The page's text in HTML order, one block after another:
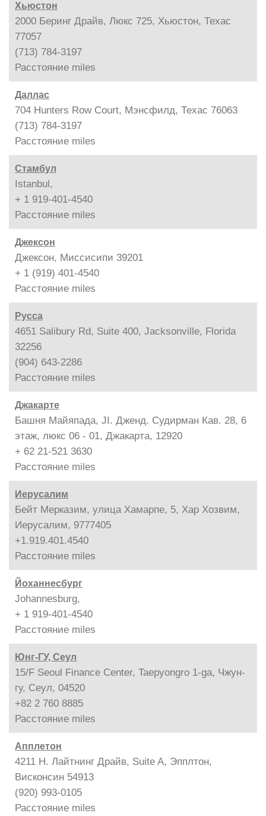
Хьюстон
2000 Беринг Драйв, Люкс 725, Хьюстон, Техас
77057
(713) 784-3197
Расстояние miles
Даллас
704 Hunters Row Court, Мэнсфилд, Техас 76063
(713) 784-3197
Расстояние miles
Стамбул
Istanbul,
+ 1 919-401-4540
Расстояние miles
Джексон
Джексон, Миссисипи 39201
+ 1 (919) 401-4540
Расстояние miles
Русса
4651 Salibury Rd, Suite 400, Jacksonville, Florida
32256
(904) 643-2286
Расстояние miles
Джакарте
Башня Майяпада, JI. Дженд. Судирман Кав. 28, 6
этаж, люкс 06 - 01, Джакарта, 12920
+ 62 21-521 3630
Расстояние miles
Иерусалим
Бейт Мерказим, улица Хамарпе, 5, Хар Хозвим,
Иерусалим, 9777405
+1.919.401.4540
Расстояние miles
Йоханнесбург
Johannesburg,
+ 1 919-401-4540
Расстояние miles
Юнг-ГУ, Сеул
15/F Seoul Finance Center, Taepyongro 1-ga, Чжун-
гу, Сеул, 04520
+82 2 760 8885
Расстояние miles
Апплетон
4211 Н. Лайтнинг Драйв, Suite A, Эпплтон,
Висконсин 54913
(920) 993-0105
Расстояние miles